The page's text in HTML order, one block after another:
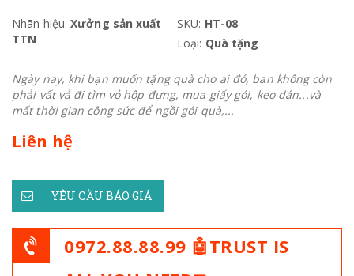
Nhãn hiệu: Xưởng sản xuất
TTN
SKU: HT-08
Loại: Quà tặng
Ngày nay, khi bạn muốn tặng quà cho ai đó, bạn không còn
phải vất vả đi tìm vỏ hộp đựng, mua giấy gói, keo dán...và
mất thời gian công sức để ngồi gói quà,...
Liên hệ
YÊU CẦU BÁO GIÁ
0972.88.88.99 🤖TRUST IS